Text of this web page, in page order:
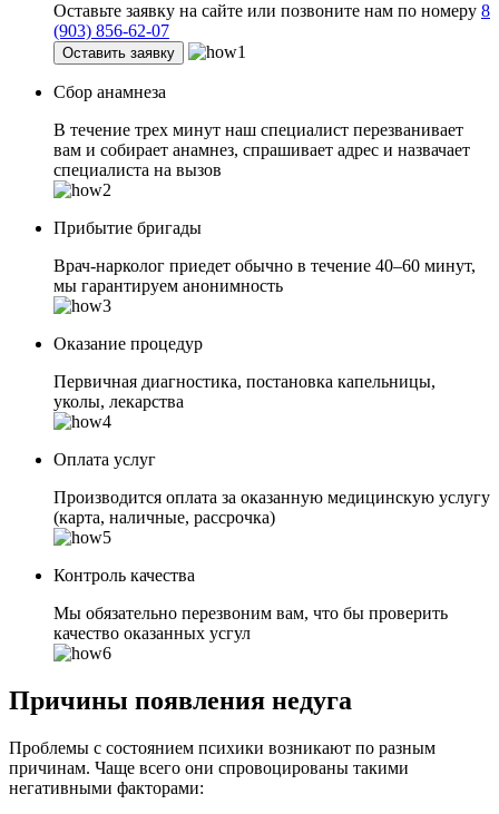
Оставьте заявку на сайте или позвоните нам по номеру 8
(903) 856-62-07
Оставить заявку
Сбор анамнеза
В течение трех минут наш специалист перезванивает
вам и собирает анамнез, спрашивает адрес и назвачает
специалиста на вызов
Прибытие бригады
Врач-нарколог приедет обычно в течение 40–60 минут,
мы гарантируем анонимность
Оказание процедур
Первичная диагностика, постановка капельницы,
уколы, лекарства
Оплата услуг
Производится оплата за оказанную медицинскую услугу
(карта, наличные, рассрочка)
Контроль качества
Мы обязательно перезвоним вам, что бы проверить
качество оказанных усгул
Причины появления недуга
Проблемы с состоянием психики возникают по разным
причинам. Чаще всего они спровоцированы такими
негативными факторами: